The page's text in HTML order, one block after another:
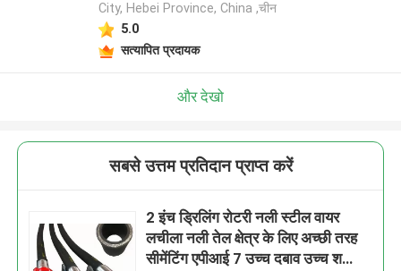
City, Hebei Province, China ,चीन
5.0
सत्यापित प्रदायक
और देखो
सबसे उत्तम प्रतिदान प्राप्त करें
2 इंच ड्रिलिंग रोटरी नली स्टील वायर
लचीला नली तेल क्षेत्र के लिए अच्छी तरह
सीमेंटिंग एपीआई 7 उच्च दबाव उच्च शक्ति